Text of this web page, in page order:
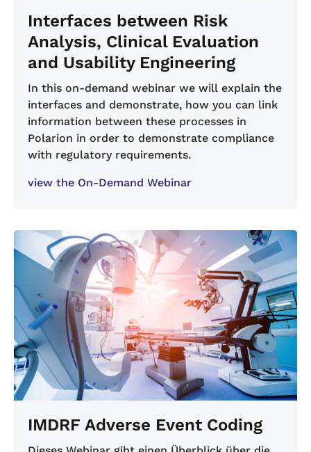
Interfaces between Risk
Analysis, Clinical Evaluation
and Usability Engineering
In this on-demand webinar we will explain the
interfaces and demonstrate, how you can link
information between these processes in
Polarion in order to demonstrate compliance
with regulatory requirements.
view the On-Demand Webinar
IMDRF Adverse Event Coding